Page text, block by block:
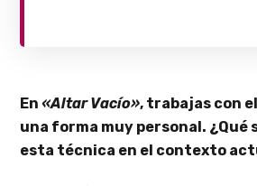
En«Altar Vacío», trabajas con
una forma muy personal. ¿Qué
esta técnica en el contexto